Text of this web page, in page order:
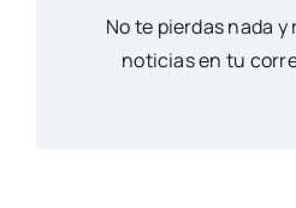
No te pierdas nada
noticias en tu